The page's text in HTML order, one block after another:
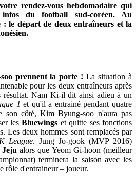
rendez-vous hebdomadaire qui
du football sud-coréen. Au
: le départ de deux entraîneurs et la
prennent la porte !La situation à
pour les deux entraîneurs après
résultat. Nam Ki-il dit ainsi adieu à un
1et qu'il a entrainé pendant quatre
son côté, Kim Byung-soo n'aura pas
lesBluewings et quitte ses fonctions
Les deux hommes sont remplacés par
K League. Jung Jo-gook (MVP 2016)
Jeju alors que Yeom Gi-hoon (meilleur
terminera la saison avec les
rôle d'entraineur – joueur.